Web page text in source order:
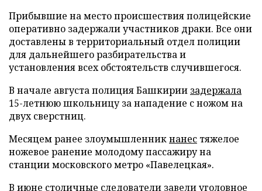
Прибывшие на место происшествия полицейские
оперативно задержали участников драки. Все они
доставлены в территориальный отдел полиции
для дальнейшего разбирательства и
установления всех обстоятельств случившегося.
В начале августа полиция Башкирии задержала
15-летнюю школьницу за нападение с ножом на
двух сверстниц.
Месяцем ранее злоумышленникнанес тяжелое
ножевое ранение молодому пассажиру на
станции московского метро «Павелецкая».
В июне столичные следователи завелиуголовное